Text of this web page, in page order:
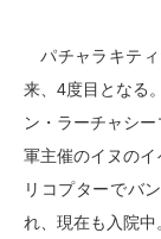
パチャラキティ
来、4度目となる
ン・ラーチャシ
軍主催のイヌの
リコプターでバ
れ、現在も入院中